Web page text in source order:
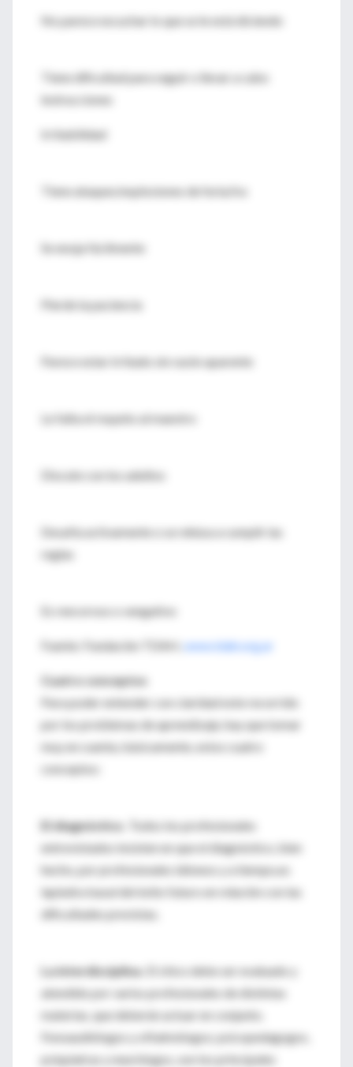
No parece escuchar lo que se le está diciendo
Tiene dificultad para seguir o llevar a cabo
instrucciones
Irritabilidad
Tiene ataques/explosiones de furia/ira
Se enoja fácilmente
Pierde la paciencia
Parece estar irritado sin razón aparente
Le falta el respeto al maestro
Discute con los adultos
Desafía activamente o se rehúsa a cumplir las
reglas
Es rencoroso o vengativo
Fuente: Fundación TDAH, www.tdah.org.ar
Cuatro conceptos
Para poder entender con claridad este recorrido
por los problemas de aprendizaje, hay que tomar
muy en cuenta, básicamente, estos cuatro
conceptos:
El diagnóstico.
Todos los profesionales
entrevistados insisten en que el diagnóstico, bien
hecho, por profesionales idóneos y a tiempo,es
lapiedra basal del éxito futuro en relación con las
dificultades previstas.
La interdisciplina.
El chico debe ser evaluado y
atendido por varios profesionales de distintas
materias, que deberán actuar en conjunto.
Fonoaudiólogos y oftalmólogos; psicopedagogos,
psiquiatras y neurólogos, son los principales